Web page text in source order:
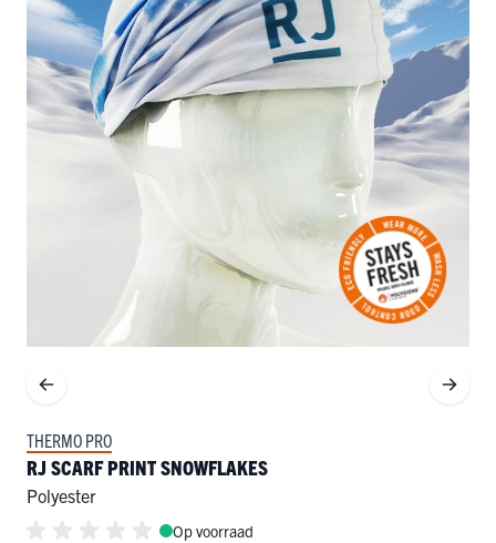
THERMO PRO
RJ SCARF PRINT SNOWFLAKES
Polyester
Op voorraad